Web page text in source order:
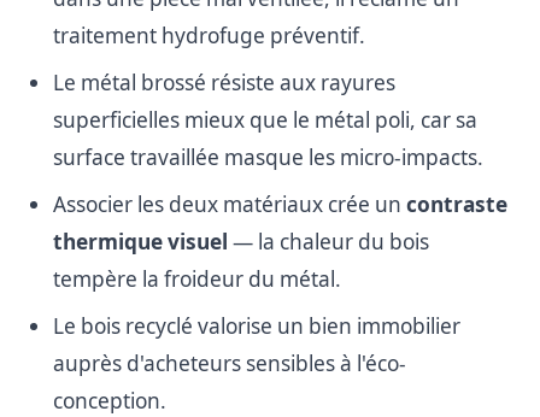
traitement hydrofuge préventif.
Le métal brossé résiste aux rayures
superficielles mieux que le métal poli, car sa
surface travaillée masque les micro-impacts.
Associer les deux matériaux crée un contraste
thermique visuel — la chaleur du bois
tempère la froideur du métal.
Le bois recyclé valorise un bien immobilier
auprès d'acheteurs sensibles à l'éco-
conception.